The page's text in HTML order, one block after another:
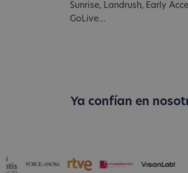
Sunrise, Landrush, Early
GoLive...
Ya confían en